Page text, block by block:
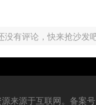
没有评论，快来抢沙发
来源于互联网。备案